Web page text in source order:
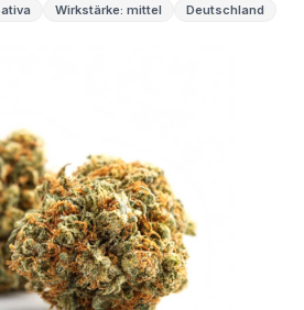
Wirkstärke: mittel Deutschland